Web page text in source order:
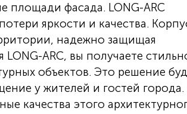
площади фасада. LONG-ARC
яркости и качества.
надежно защищая
ARC, вы получаете
объектов. Это решение
у жителей и гостей города.
качества этого